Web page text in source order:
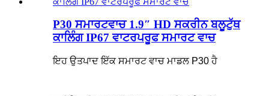
P30 ਸਮਾਰਟਵਾਚ 1.9″ HD ਸਕਰੀਨ ਬਲੂਟੁੱਥ
ਕਾਲਿੰਗ IP67 ਵਾਟਰਪਰੂਫ ਸਮਾਰਟ ਵਾਚ
ਇਹ ਉਤਪਾਦ ਇੱਕ ਸਮਾਰਟ ਵਾਚ ਮਾਡਲ P30 ਹੈ